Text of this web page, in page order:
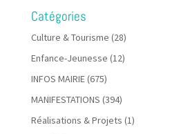
Catégories
Culture & Tourisme (28)
Enfance-Jeunesse (12)
INFOS MAIRIE(675)
MANIFESTATIONS (394)
Réalisations & Projets (1)